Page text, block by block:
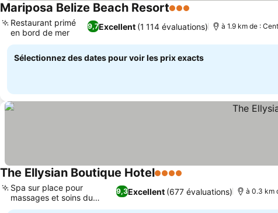
Mariposa Belize Beach Resort3 Étoiles
9,7Excellent (1 114 évaluations)
Restaurant primé
en bord de mer
à 1.9 km de :
Sélectionnez des dates pour voir les prix exacts
The Ellysian Boutique Hotel4 Étoiles
9,3Excellent (677 évaluations)
Spa sur place pour
massages et soins du
visage
à 0.3 km